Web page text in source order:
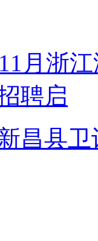
月浙
聘启
昌县卫